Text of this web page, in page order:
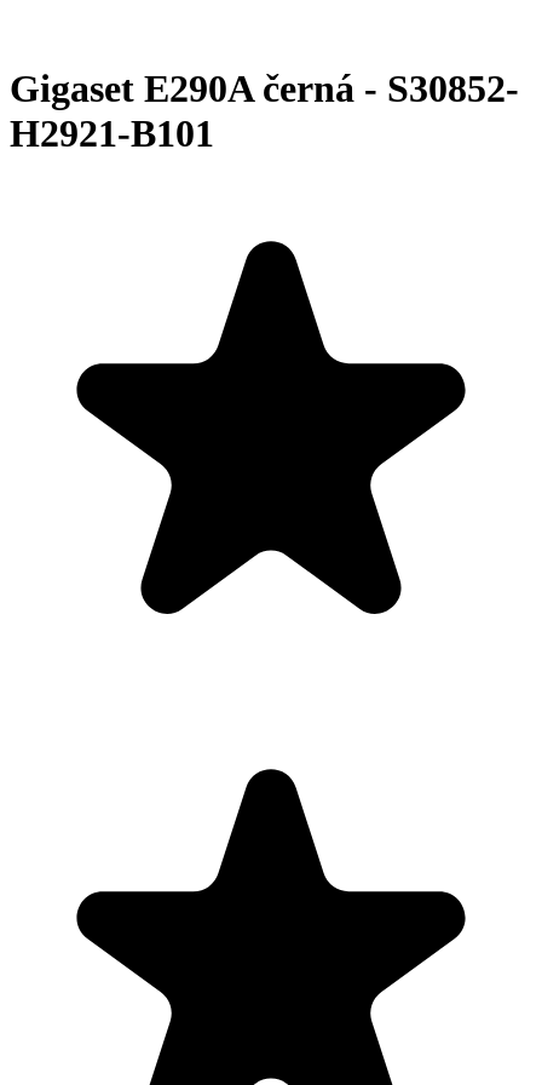
Gigaset E290A černá - S30852-
H2921-B101